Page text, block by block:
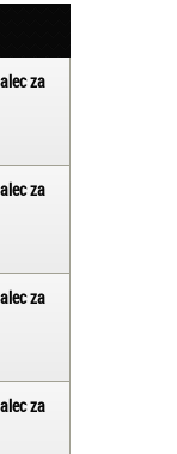
za
za
za
za